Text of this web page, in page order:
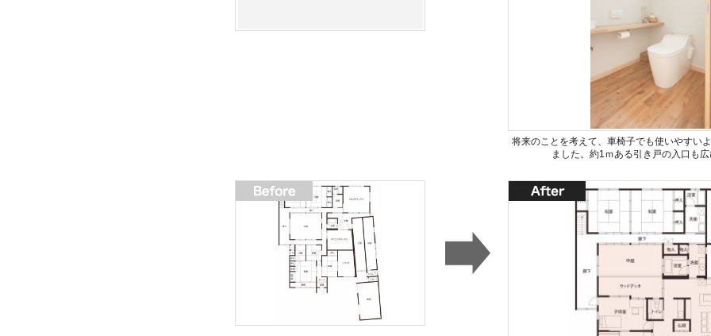
将来のことを考えて、車椅子でも使いやすい
ました。約1ｍある引き戸の入口も